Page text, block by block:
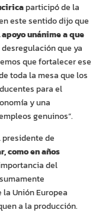
participó de la
este sentido dijo que
unánime a que
desregulación que ya
que fortalecer ese
toda la mesa que los
para el
y una
genuinos”.
de
como en años
del
Unión Europea
a la producción.